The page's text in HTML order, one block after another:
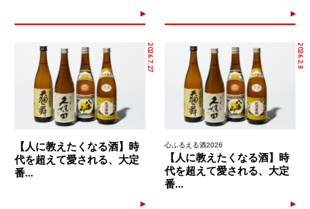
2026.7.27
【人に教えたくなる酒】時
代を超えて愛される、大定
番...
2026.2.8
心ふるえる酒2026
【人に教えたくなる酒】時
代を超えて愛される、大定
番...